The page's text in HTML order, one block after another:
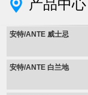
产品中心
安特/ANTE 威士忌
安特/ANTE 白兰地